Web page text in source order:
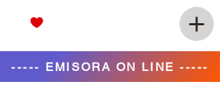
----- EMISORA ON LINE -----